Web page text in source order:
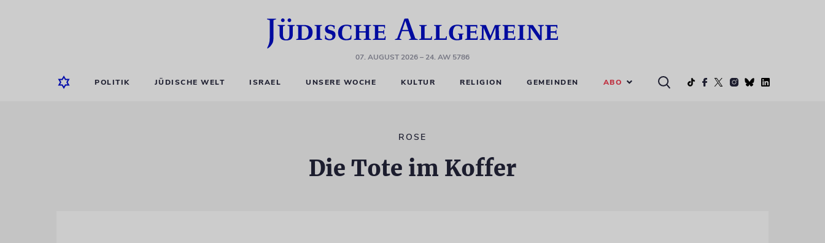
07. AUGUST 2026– 24. AW 5786
POLITIK JÜDISCHE WELT ISRAEL UNSERE WOCHE KULTUR RELIGION GEMEINDEN ABO
ROSE
Die Tote im Koffer